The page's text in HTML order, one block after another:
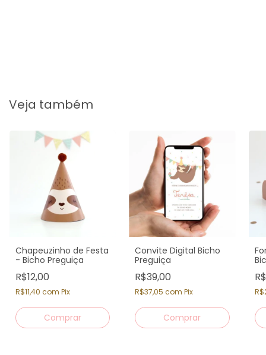
Veja também
Chapeuzinho de Festa
- Bicho Preguiça
R$12,00
R$11,40 com Pix
Comprar
Convite Digital Bicho
Preguiça
R$39,00
R$37,05com Pix